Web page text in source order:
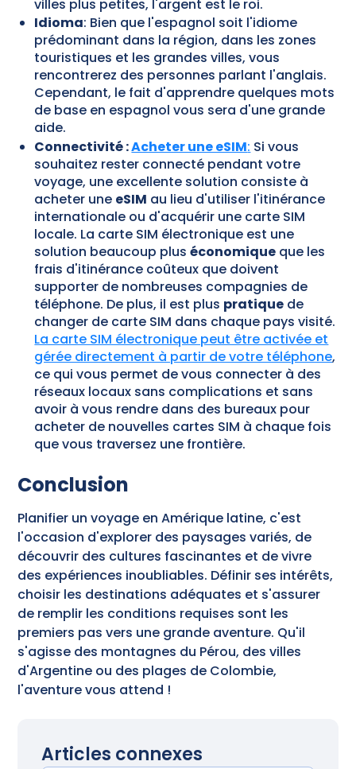
villes plus petites, l'argent est le roi.
Idioma: Bien que l'espagnol soit l'idiome
prédominant dans la région, dans les zones
touristiques et les grandes villes, vous
rencontrerez des personnes parlant l'anglais.
Cependant, le fait d'apprendre quelques mots
de base en espagnol vous sera d'une grande
aide.
Connectivité :Acheter une eSIM: Si vous
souhaitez rester connecté pendant votre
voyage, une excellente solution consiste à
acheter une eSIM au lieu d'utiliser l'itinérance
internationale ou d'acquérir une carte SIM
locale. La carte SIM électronique est une
solution beaucoup pluséconomique que les
frais d'itinérance coûteux que doivent
supporter de nombreuses compagnies de
téléphone. De plus, il est plus pratique de
changer de carte SIM dans chaque pays visité.
La carte SIM électronique peut être activée et
gérée directement à partir de votre téléphone,
ce qui vous permet de vous connecter à des
réseaux locaux sans complications et sans
avoir à vous rendre dans des bureaux pour
acheter de nouvelles cartes SIM à chaque fois
que vous traversez une frontière.
Conclusion
Planifier un voyage en Amérique latine, c'est
l'occasion d'explorer des paysages variés, de
découvrir des cultures fascinantes et de vivre
des expériences inoubliables. Définir ses intérêts,
choisir les destinations adéquates et s'assurer
de remplir les conditions requises sont les
premiers pas vers une grande aventure. Qu'il
s'agisse des montagnes du Pérou, des villes
d'Argentine ou des plages de Colombie,
l'aventure vous attend !
Articles connexes